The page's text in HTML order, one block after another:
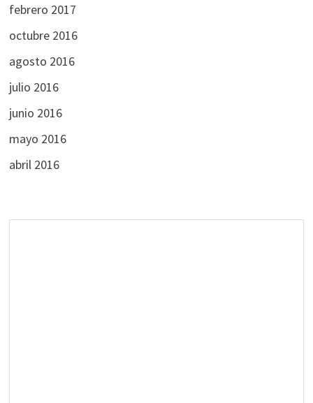
febrero 2017
octubre 2016
agosto 2016
julio 2016
junio 2016
mayo 2016
abril 2016